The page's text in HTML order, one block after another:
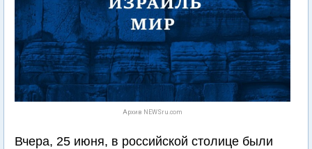
Архив NEWSru.com
Вчера, 25 июня, в российской столице были